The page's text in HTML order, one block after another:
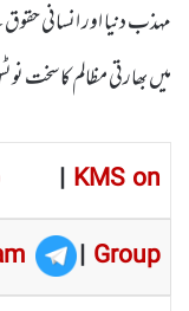
مہذب دنیا اور انسانی
میں بھارتی مظالم کا
| KMS on
| Group